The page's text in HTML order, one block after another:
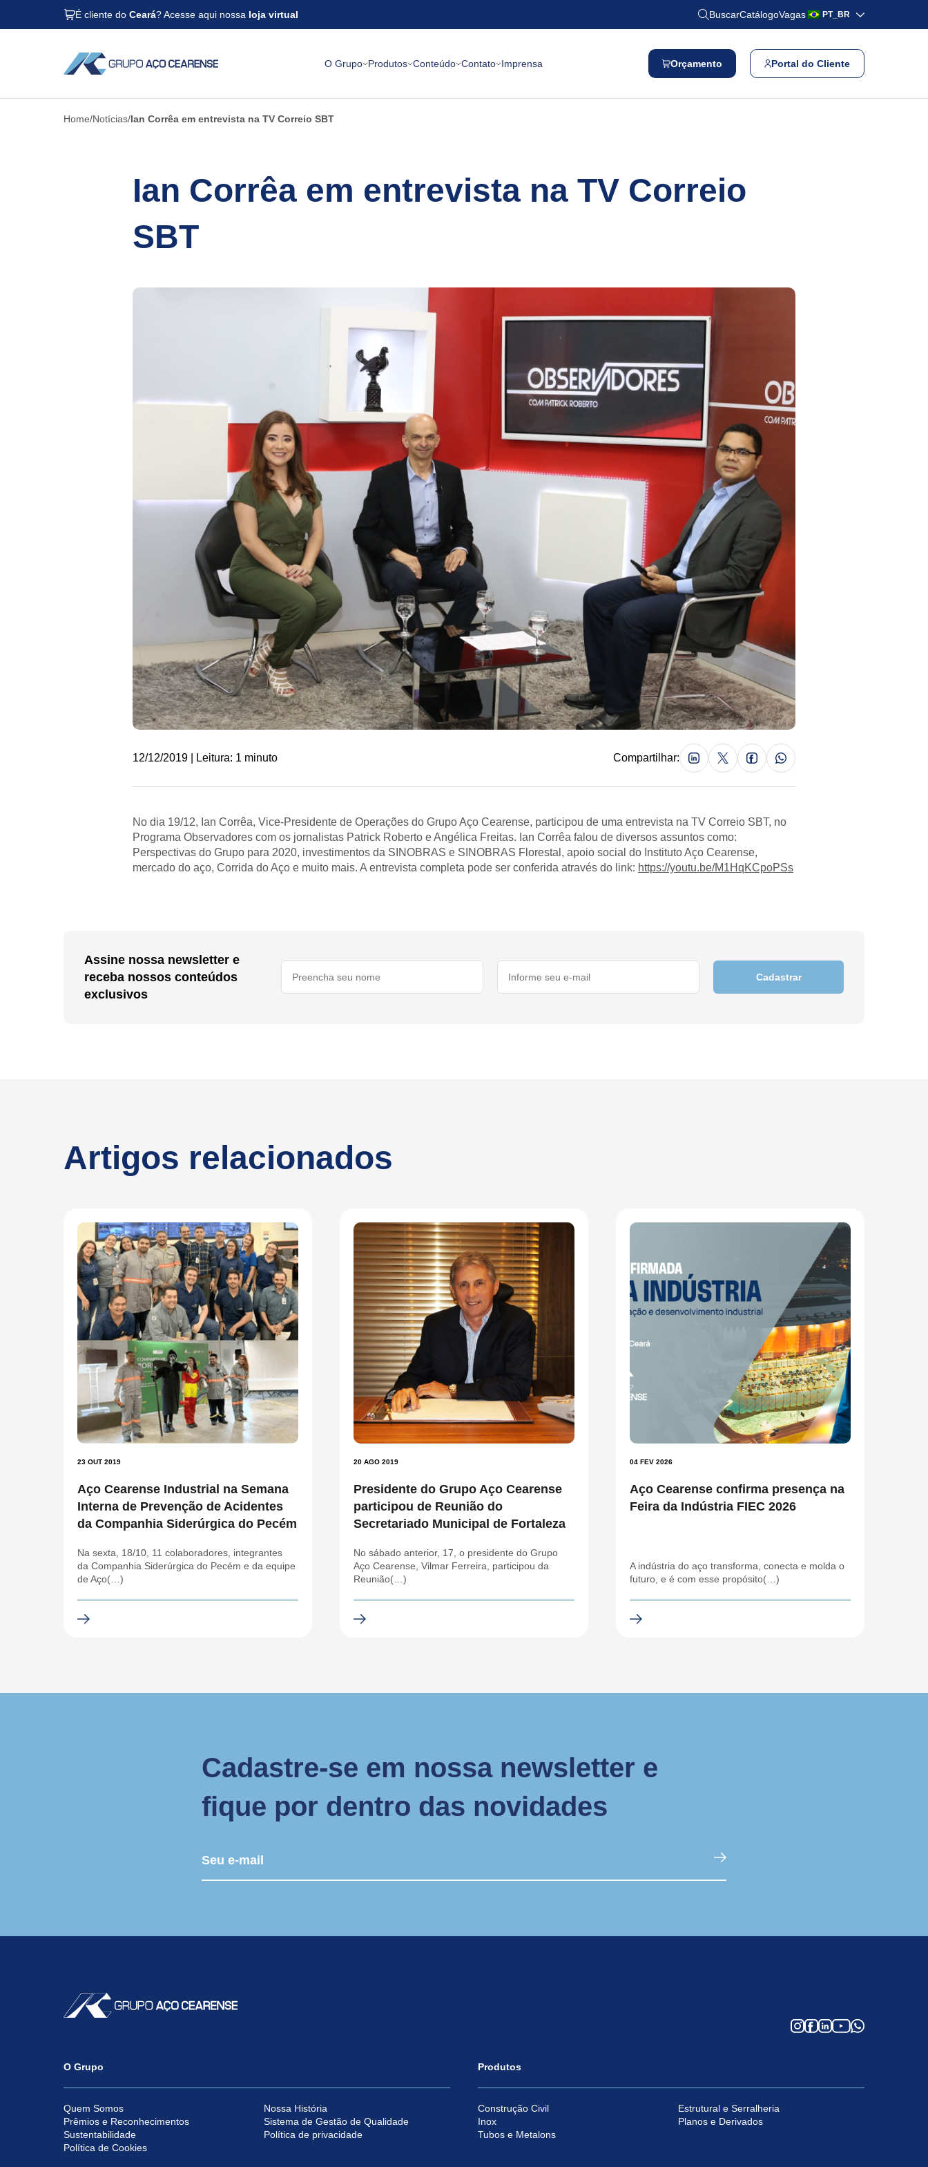
É cliente doCeará? Acesse aqui nossa loja virtual BuscarCatálogoVagas PT_BR
O Grupo Produtos Conteúdo Contato Imprensa Orçamento Portal do Cliente
Home Notícias Ian Corrêa em entrevista na TV Correio SBT
Ian Corrêa em entrevista na TV Correio
SBT
12/12/2019 | Leitura: 1 minuto Compartilhar:
No dia 19/12, Ian Corrêa, Vice-Presidente de Operações do Grupo Aço Cearense, participou de uma entrevista na TV Correio SBT, no
Programa Observadores com os jornalistas Patrick Roberto e Angélica Freitas. Ian Corrêa falou de diversos assuntos como:
Perspectivas do Grupo para 2020, investimentos da SINOBRAS e SINOBRAS Florestal, apoio social do Instituto Aço Cearense,
mercado do aço, Corrida do Aço e muito mais. A entrevista completa pode ser conferida através do link: https://youtu.be/M1HqKCpoPSs
Assine nossa newsletter e
receba nossos conteúdos
exclusivos
Cadastrar
Artigos relacionados
23 OUT 2019
Aço Cearense Industrial na Semana
Interna de Prevenção de Acidentes
da Companhia Siderúrgica do Pecém
Na sexta, 18/10, 11 colaboradores, integrantes
da Companhia Siderúrgica do Pecém e da equipe
de Aço(…)
20 AGO 2019
Presidente do Grupo Aço Cearense
participou de Reunião do
Secretariado Municipal de Fortaleza
No sábado anterior, 17, o presidente do Grupo
Aço Cearense, Vilmar Ferreira, participou da
Reunião(…)
04 FEV 2026
Aço Cearense confirma presença na
Feira da Indústria FIEC 2026
A indústria do aço transforma, conecta e molda o
futuro, e é com esse propósito(…)
Cadastre-se em nossa newsletter e
fique por dentro das novidades
O Grupo
Quem Somos
Nossa História
Prêmios e Reconhecimentos
Sistema de Gestão de Qualidade
Sustentabilidade
Política de privacidade
Política de Cookies
Produtos
Construção Civil
Estrutural e Serralheria
Inox
Planos e Derivados
Tubos e Metalons